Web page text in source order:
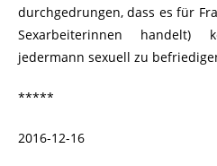
durchgedrungen, dass es für
Sexarbeiterinnen handelt)
jedermann sexuell zu
*****
2016-12-16